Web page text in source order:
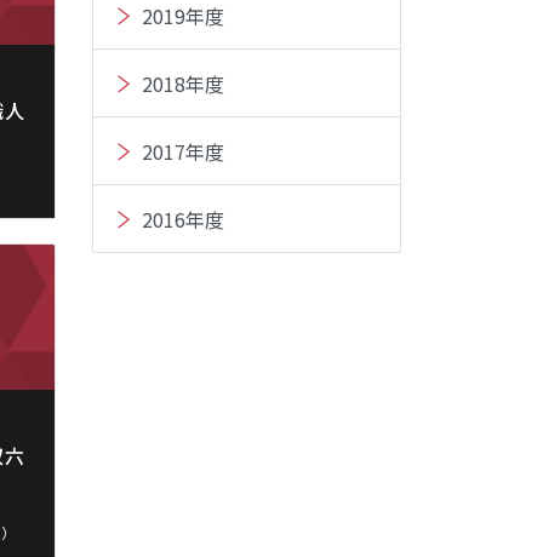
2019年度
2018年度
2017年度
2016年度